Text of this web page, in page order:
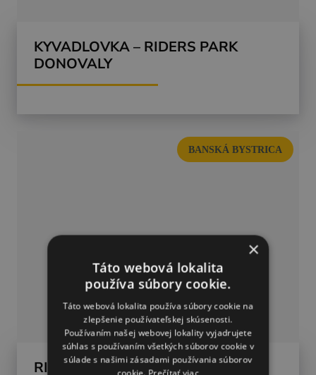
KYVADLOVKA – RIDERS PARK
DONOVALY
BANSKÁ BYSTRICA
RIDERS PARK DONOVALY
×
Táto webová lokalita
používa súbory cookie.
Táto webová lokalita používa súbory cookie na
zlepšenie používateľskej skúsenosti.
Používaním našej webovej lokality vyjadrujete
súhlas s používaním všetkých súborov cookie v
súlade s našimi zásadami používania súborov